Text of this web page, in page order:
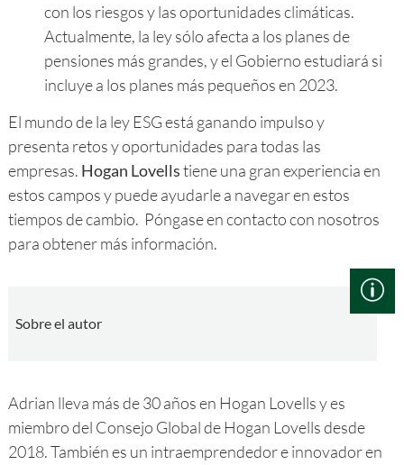
con los riesgos y las oportunidades climáticas.
Actualmente, la ley sólo afecta a los planes de
pensiones más grandes, y el Gobierno estudiará si
incluye a los planes más pequeños en 2023.
El mundo de la ley ESG está ganando impulso y
presenta retos y oportunidades para todas las
empresas. Hogan Lovellstiene una gran experiencia en
estos campos y puede ayudarle a navegar en estos
tiempos de cambio. Póngase en contacto con nosotros
para obtener más información.
Sobre el autor
Adrian lleva más de 30 años en Hogan Lovells y es
miembro del Consejo Global de Hogan Lovells desde
2018. También es un intraemprendedor e innovador en